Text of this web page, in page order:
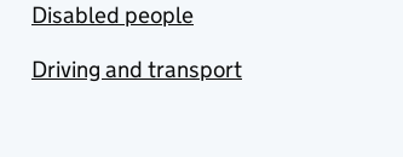
Disabled people
Driving and transport